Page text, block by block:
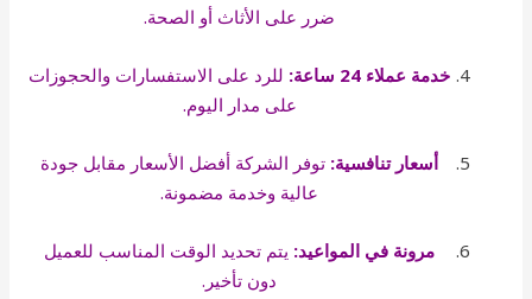
ضرر على الأثاث أو الصحة.
خدمة عملاء 24 ساعة:
للرد على الاستفسارات والحجوزات
على مدار اليوم.
أسعار تنافسية: توفر الشركة أفضل الأسعار مقابل جودة
عالية وخدمة مضمونة.
مرونة في المواعيد: يتم تحديد الوقت المناسب للعميل
دون تأخير.